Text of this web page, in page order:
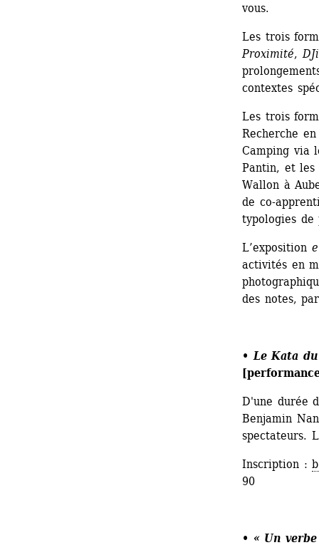
vous.
Les trois
Proximité,
contextes
Les trois
Recherche
Camping via
Pantin, et les
Wallon à
de co-
typologies de
L’exposition
activités en
des notes,
• Le Kata
D'une durée
Benjamin
spectateurs.
Inscription :
90
• « Un